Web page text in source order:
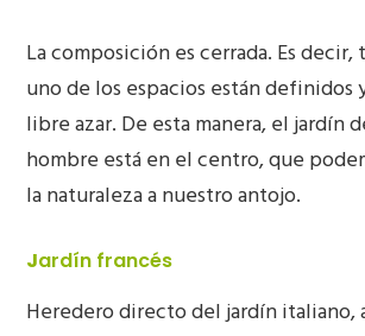
La composición es cerrada. Es decir,
uno de los espacios están definidos
libre azar. De esta manera, el jardín
hombre está en el centro, que
la naturaleza a nuestro antojo.
Jardín francés
Heredero directo del jardín italiano,